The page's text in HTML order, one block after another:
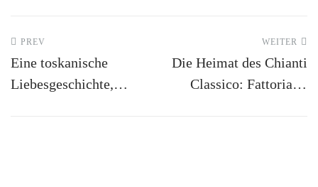
PREV
Eine toskanische
Liebesgeschichte,
WEITER
Die Heimat des Chianti
Classico: Fattoria di